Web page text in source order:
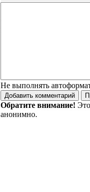
Не выполнять
Обратите внимание!
анонимно.